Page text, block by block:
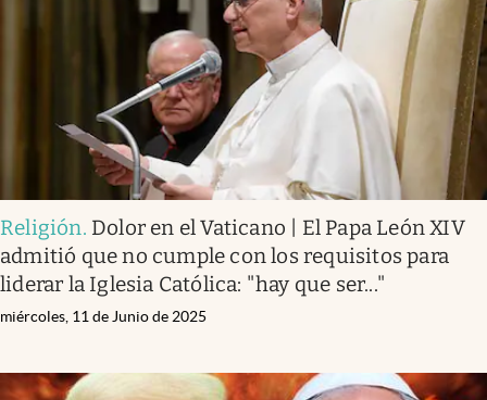
Religión. Dolor en el Vaticano | El Papa León XIV
admitió que no cumple con los requisitos para
liderar la Iglesia Católica: "hay que ser..."
miércoles, 11 de Junio de 2025